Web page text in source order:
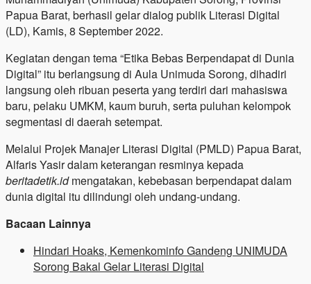
Papua Barat, berhasil gelar dialog publik Literasi Digital
(LD), Kamis, 8 September 2022.
Kegiatan dengan tema “Etika Bebas Berpendapat di Dunia
Digital” itu berlangsung di Aula Unimuda Sorong, dihadiri
langsung oleh ribuan peserta yang terdiri dari mahasiswa
baru, pelaku UMKM, kaum buruh, serta puluhan kelompok
segmentasi di daerah setempat.
Melalui Projek Manajer Literasi Digital (PMLD) Papua Barat,
Alfaris Yasir dalam keterangan resminya kepada
beritadetik.idmengatakan, kebebasan berpendapat dalam
dunia digital itu dilindungi oleh undang-undang.
Bacaan Lainnya
Hindari Hoaks, Kemenkominfo Gandeng UNIMUDA
Sorong Bakal Gelar Literasi Digital